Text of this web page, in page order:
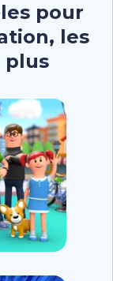
pour
les
plus